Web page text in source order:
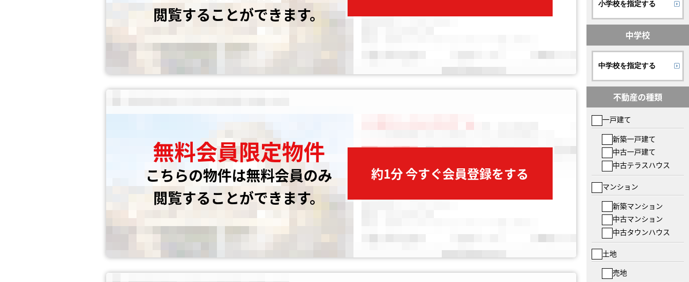
閲覧することができます。
無料会員限定物件
こちらの物件は無料会員のみ
閲覧することができます。
約1分 今すぐ会員登録をする
小学校を指定する
中学校
中学校を指定する
不動産の種類
一戸建て
新築一戸建て
中古一戸建て
中古テラスハウス
マンション
新築マンション
中古マンション
中古タウンハウス
土地
売地